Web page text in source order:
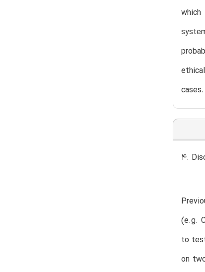
4.
(e.g.
to
on